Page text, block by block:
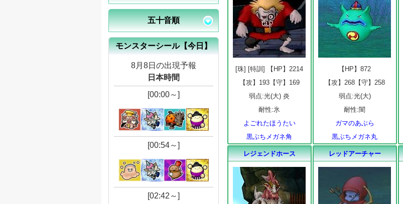
[珠] [特訓] 【HP】2214
【攻】193【守】169
弱点:光(大) 炎
耐性:氷
よごれたほうたい
黒ぶちメガネ角
【HP】872
【攻】268【守】258
弱点:光(大)
耐性:闇
ガマのあぶら
黒ぶちメガネ丸
レジェンドホース レッドアーチャー
五十音順
モンスターシール【今日】
8月8日の出現予報
日本時間
[00:00～]
[00:54～]
[02:42～]